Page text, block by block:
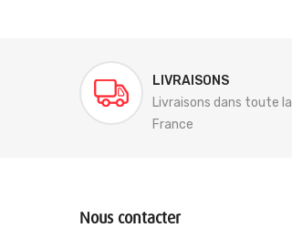
LIVRAISONS
Livraisons dans toute la
France
Nous contacter